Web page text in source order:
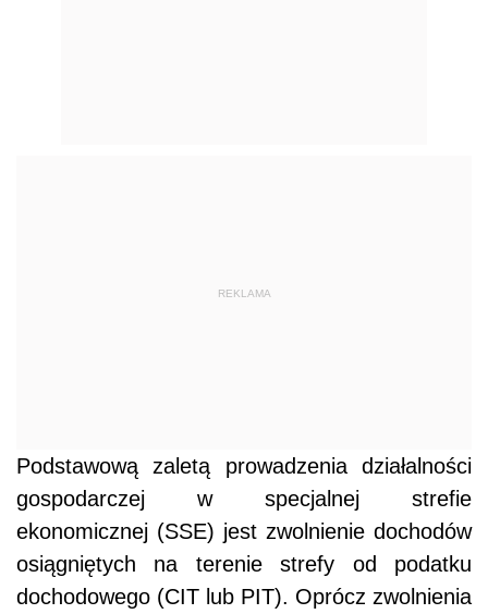
REKLAMA
Podstawową zaletą prowadzenia działalności
gospodarczej w specjalnej strefie
ekonomicznej (SSE) jest zwolnienie dochodów
osiągniętych na terenie strefy od podatku
dochodowego (CIT lub PIT). Oprócz zwolnienia